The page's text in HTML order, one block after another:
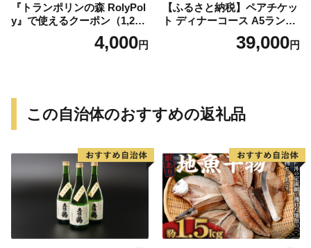
『トランポリンの森 RolyPol
y』で使えるクーポン（1,200
4,000円
【ふるさと納税】ペアチケッ
ト ディナーコース A5ランク
飛騨牛 コース 記念日 お誕生
日 特別な日 完全個室 ノンア
39,000円
この自治体のおすすめの返礼品